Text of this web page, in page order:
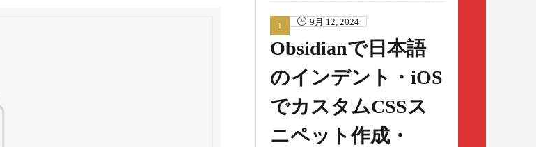
9月 12, 2024
Obsidianで日本語
のインデント・iOS
でカスタムCSSス
ニペット作成・